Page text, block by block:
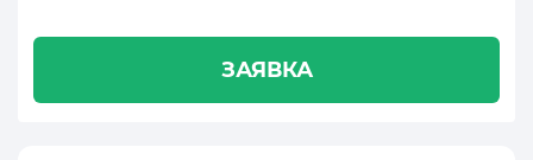
ЗАЯВКА